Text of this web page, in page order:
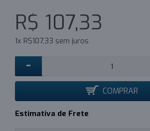
R$ 107,33
1x R$107,33 sem juros
-
COMPRAR
Estimativa de Frete